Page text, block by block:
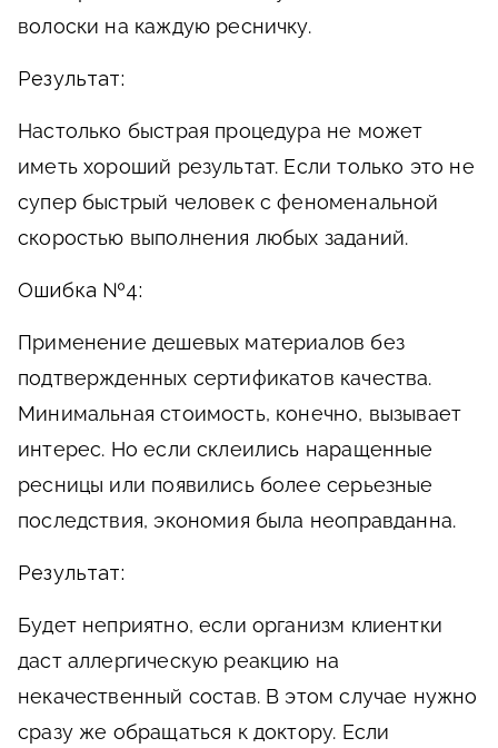
волоски на каждую ресничку.
Результат:
Настолько быстрая процедура не может
иметь хороший результат. Если только это не
супер быстрый человек с феноменальной
скоростью выполнения любых заданий.
Ошибка №4:
Применение дешевых материалов без
подтвержденных сертификатов качества.
Минимальная стоимость, конечно, вызывает
интерес. Но если склеились наращенные
ресницы или появились более серьезные
последствия, экономия была неоправданна.
Результат:
Будет неприятно, если организм клиентки
даст аллергическую реакцию на
некачественный состав. В этом случае нужно
сразу же обращаться к доктору. Если